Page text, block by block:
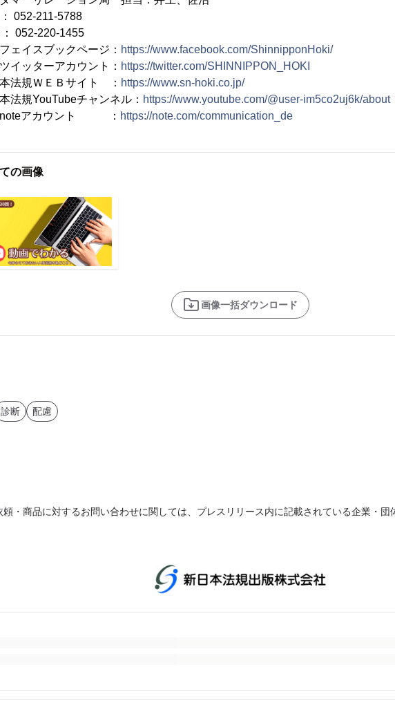
052-211-5788
： 052-220-1455
ェイスブックページ： https://www.facebook.com/ShinnipponHoki/
イッターアカウント： https://twitter.com/SHINNIPPON_HOKI
法規ＷＥＢサイト ： https://www.sn-hoki.co.jp/
法規YouTubeチャンネル： https://www.youtube.com/@user-im5co2uj6k/about
noteアカウント ： https://note.com/communication_de
の画像
画像一括ダウンロード
診断 配慮
頼・商品に対するお問い合わせに関しては、プレスリリース内に記載されている企業・団